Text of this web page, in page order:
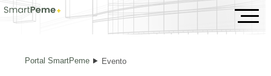
Evento
Portal SmartPeme Evento